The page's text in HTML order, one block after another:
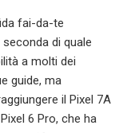
fai-da-te
di quale
a molti dei
guide, ma
il Pixel 7A
6 Pro, che ha